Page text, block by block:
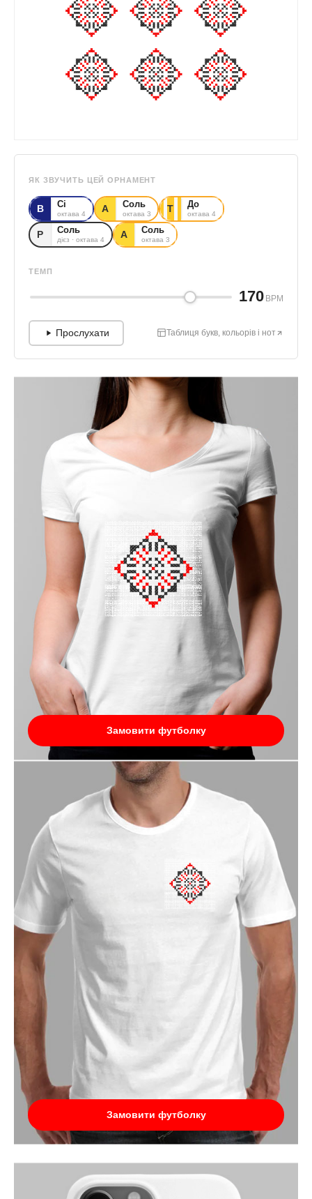
Замовити футболку
Замовити футболку
ЯК ЗВУЧИТЬ ЦЕЙ ОРНАМЕНТ
В Сі
октава 4 А Соль
октава 3 Т До
октава 4
Р Соль
дієз · октава 4 А Соль
октава 3
ТЕМП
170 BPM
Прослухати Таблиця букв, кольорів і нот